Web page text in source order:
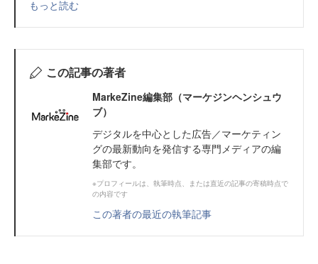
もっと読む
この記事の著者
MarkeZine編集部（マーケジンヘンシュウ
ブ）
デジタルを中心とした広告／マーケティン
グの最新動向を発信する専門メディアの編
集部です。
※プロフィールは、執筆時点、または直近の記事の寄稿時点で
の内容です
この著者の最近の執筆記事